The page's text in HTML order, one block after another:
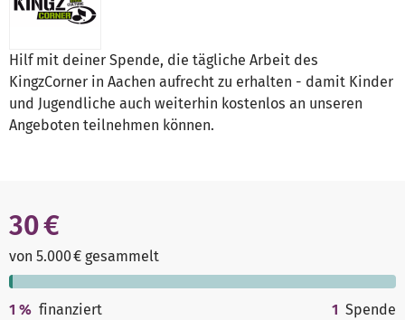
Hilf mit deiner Spende, die tägliche Arbeit des
KingzCorner in Aachen aufrecht zu erhalten - damit Kinder
und Jugendliche auch weiterhin kostenlos an unseren
Angeboten teilnehmen können.
30 €
von 5.000 € gesammelt
1 % finanziert 1 Spende